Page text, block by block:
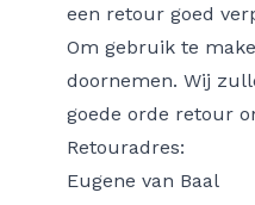
een retour goed
Om gebruik te
doornemen. Wij
goede orde retour
Retouradres:
Eugene van Baal